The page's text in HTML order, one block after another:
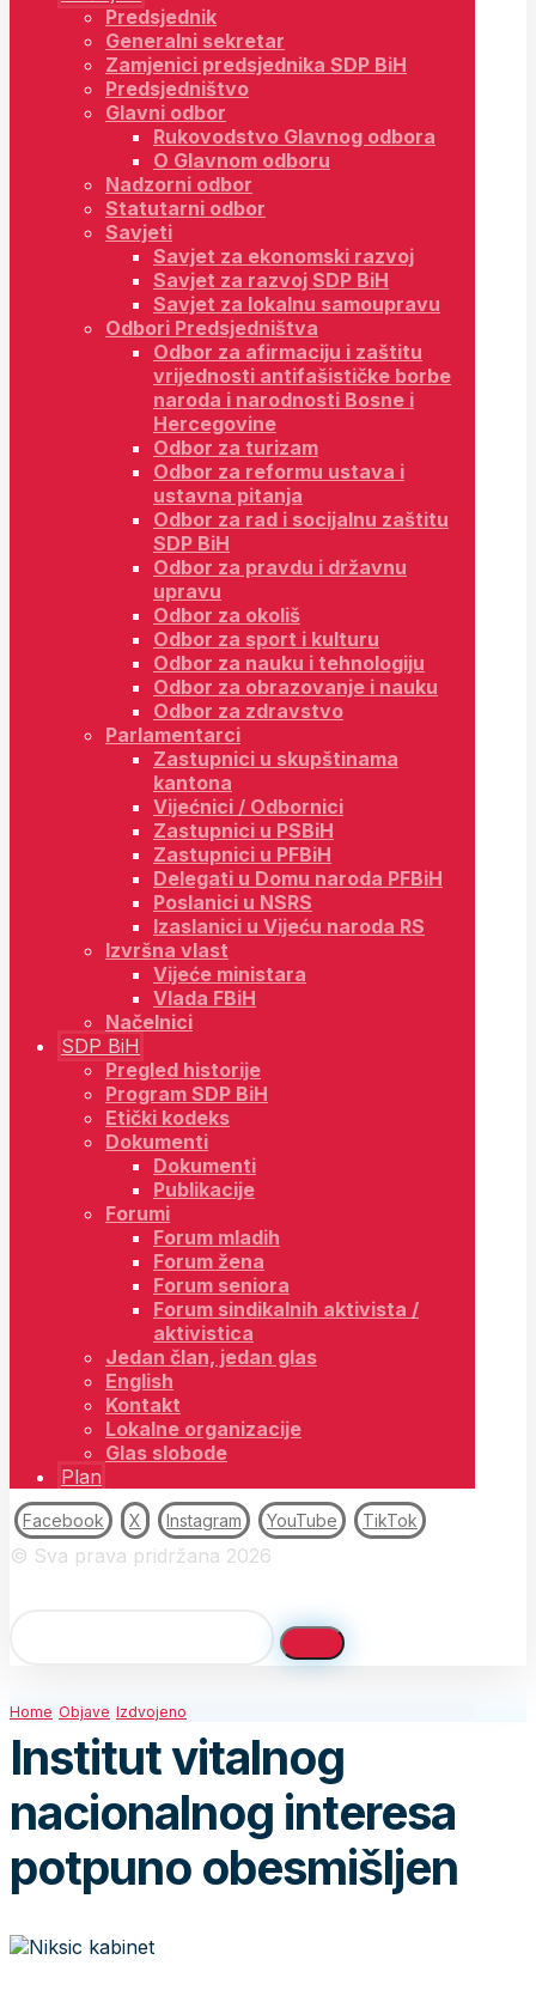
Predsjednik
Generalni sekretar
Zamjenici predsjednika SDP BiH
Predsjedništvo
Glavni odbor
Rukovodstvo Glavnog odbora
O Glavnom odboru
Nadzorni odbor
Statutarni odbor
Savjeti
Savjet za ekonomski razvoj
Savjet za razvoj SDP BiH
Savjet za lokalnu samoupravu
Odbori Predsjedništva
Odbor za afirmaciju i zaštitu
vrijednosti antifašističke borbe
naroda i narodnosti Bosne i
Hercegovine
Odbor za turizam
Odbor za reformu ustava i
ustavna pitanja
Odbor za rad i socijalnu zaštitu
SDP BiH
Odbor za pravdu i državnu
upravu
Odbor za okoliš
Odbor za sport i kulturu
Odbor za nauku i tehnologiju
Odbor za obrazovanje i nauku
Odbor za zdravstvo
Parlamentarci
Zastupnici u skupštinama
kantona
Vijećnici / Odbornici
Zastupnici u PSBiH
Zastupnici u PFBiH
Delegati u Domu naroda PFBiH
Poslanici u NSRS
Izaslanici u Vijeću naroda RS
Izvršna vlast
Vijeće ministara
Vlada FBiH
Načelnici
SDP BiH
Pregled historije
Program SDP BiH
Etički kodeks
Dokumenti
Dokumenti
Publikacije
Forumi
Forum mladih
Forum žena
Forum seniora
Forum sindikalnih aktivista /
aktivistica
Jedan član, jedan glas
English
Kontakt
Lokalne organizacije
Glas slobode
Plan
Facebook X Instagram YouTube TikTok
© Sva prava pridržana 2026
Home Objave Izdvojeno
Institut vitalnog
nacionalnog interesa
potpuno obesmišljen